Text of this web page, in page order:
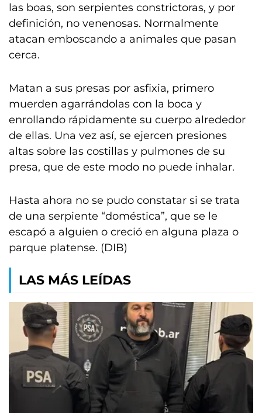
las boas, son serpientes constrictoras, y por
definición, no venenosas. Normalmente
atacan emboscando a animales que pasan
cerca.
Matan a sus presas por asfixia, primero
muerden agarrándolas con la boca y
enrollando rápidamente su cuerpo alrededor
de ellas. Una vez así, se ejercen presiones
altas sobre las costillas y pulmones de su
presa, que de este modo no puede inhalar.
Hasta ahora no se pudo constatar si se trata
de una serpiente “doméstica”, que se le
escapó a alguien o creció en alguna plaza o
parque platense. (DIB)
LAS MÁS LEÍDAS